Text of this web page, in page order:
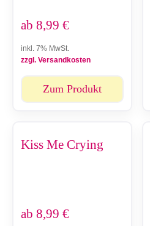
ab 8,99 €
inkl. 7% MwSt.
zzgl. Versandkosten
Zum Produkt
Kiss Me Crying
ab 8,99 €